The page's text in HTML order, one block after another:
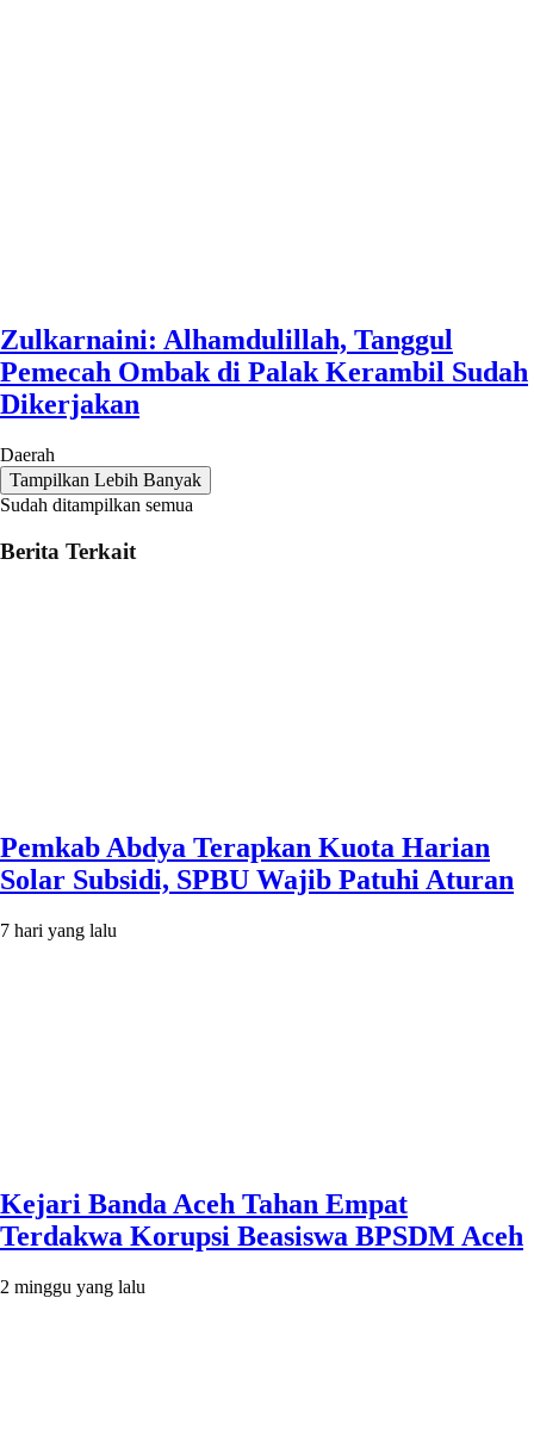
Zulkarnaini: Alhamdulillah, Tanggul
Pemecah Ombak di Palak Kerambil Sudah
Dikerjakan
Daerah
Tampilkan Lebih Banyak
Sudah ditampilkan semua
Berita Terkait
Pemkab Abdya Terapkan Kuota Harian
Solar Subsidi, SPBU Wajib Patuhi Aturan
7 hari yang lalu
Kejari Banda Aceh Tahan Empat
Terdakwa Korupsi Beasiswa BPSDM Aceh
2 minggu yang lalu